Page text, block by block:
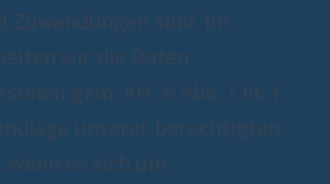
Zuwendungen sind. Im
wir die Daten
gem. Art. 6 Abs. 1 lit. f.
unserer berechtigten
wenn es sich um